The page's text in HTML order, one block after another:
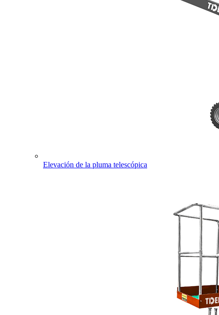
Elevación de la pluma telescópica